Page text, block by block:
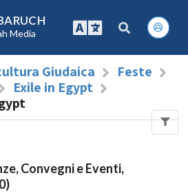
Media
Giudaica
Feste
Exile in Egypt
Convegni e Eventi,